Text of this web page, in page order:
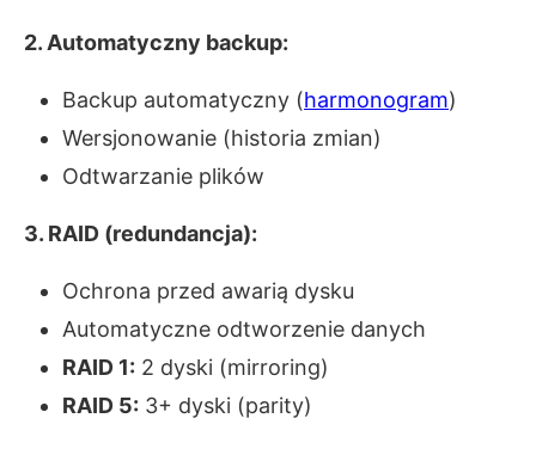
2. Automatyczny backup:
Backup automatyczny (harmonogram)
Wersjonowanie (historia zmian)
Odtwarzanie plików
3. RAID (redundancja):
Ochrona przed awarią dysku
Automatyczne odtworzenie danych
RAID 1: 2 dyski (mirroring)
RAID 5: 3+ dyski (parity)